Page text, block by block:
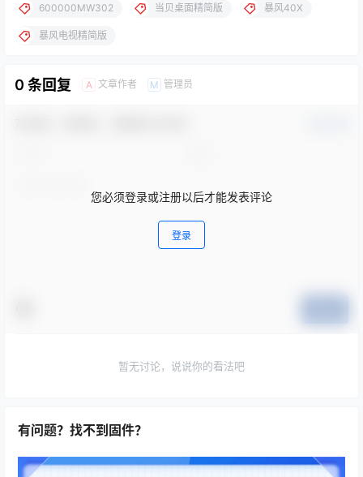
600000MW302 当贝桌面精简版 暴风40X
暴风电视精简版
0 条回复 A 文章作者 M 管理员
您必须登录或注册以后才能发表评论
登录
暂无讨论，说说你的看法吧
有问题？找不到固件？